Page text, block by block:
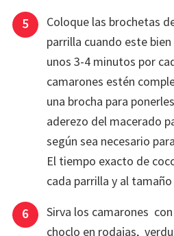
Coloque las brochetas
parrilla cuando este
unos 3-4 minutos por
camarones estén
una brocha para
aderezo del macerado
según sea necesario
El tiempo exacto de
cada parrilla y al
Sirva los camarones
choclo en rodajas,